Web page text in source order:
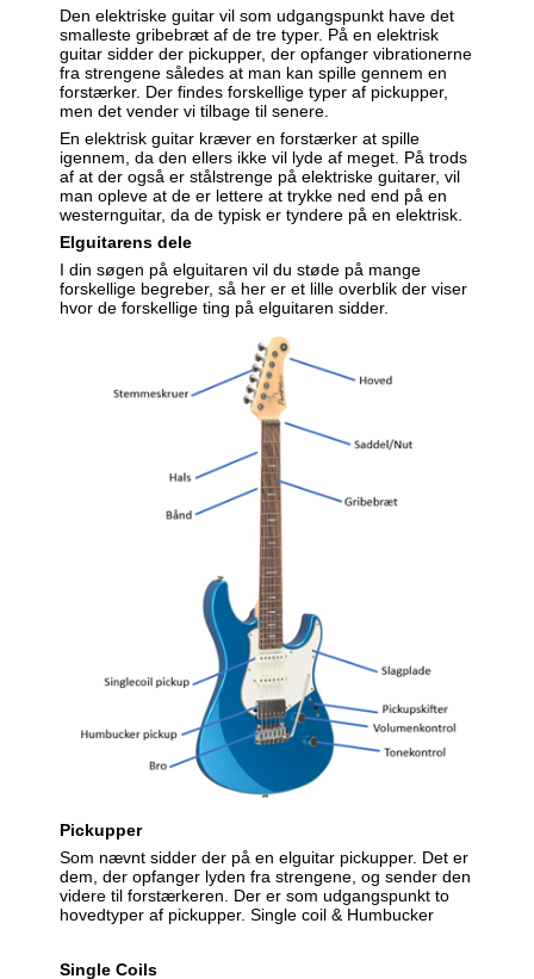
Den elektriske guitar vil som udgangspunkt have det
smalleste gribebræt af de tre typer. På en elektrisk
guitar sidder der pickupper, der opfanger vibrationerne
fra strengene således at man kan spille gennem en
forstærker. Der findes forskellige typer af pickupper,
men det vender vi tilbage til senere.
En elektrisk guitar kræver en forstærker at spille
igennem, da den ellers ikke vil lyde af meget. På trods
af at der også er stålstrenge på elektriske guitarer, vil
man opleve at de er lettere at trykke ned end på en
westernguitar, da de typisk er tyndere på en elektrisk.
Elguitarens dele
I din søgen på elguitaren vil du støde på mange
forskellige begreber, så her er et lille overblik der viser
hvor de forskellige ting på elguitaren sidder.
Pickupper
Som nævnt sidder der på en elguitar pickupper. Det er
dem, der opfanger lyden fra strengene, og sender den
videre til forstærkeren. Der er som udgangspunkt to
hovedtyper af pickupper. Single coil & Humbucker
Single Coils